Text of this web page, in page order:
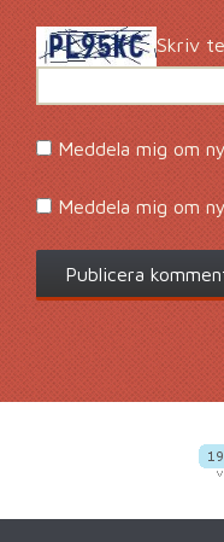
Skriv
Meddela mig om
Meddela mig om